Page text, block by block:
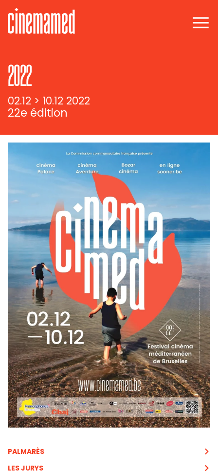
2022
02.12 > 10.12 2022
22e édition
PALMARÈS
LES JURYS